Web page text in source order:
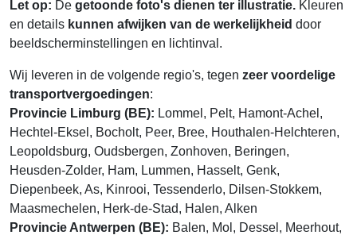
Let op: De getoonde foto's dienen ter illustratie. Kleuren
en details kunnen afwijken van de werkelijkheid door
beeldscherminstellingen en lichtinval.
Wij leveren in de volgende regio's, tegen zeer voordelige
transportvergoedingen:
Provincie Limburg (BE): Lommel, Pelt, Hamont-Achel,
Hechtel-Eksel, Bocholt, Peer, Bree, Houthalen-Helchteren,
Leopoldsburg, Oudsbergen, Zonhoven, Beringen,
Heusden-Zolder, Ham, Lummen, Hasselt, Genk,
Diepenbeek, As, Kinrooi, Tessenderlo, Dilsen-Stokkem,
Maasmechelen, Herk-de-Stad, Halen, Alken
Provincie Antwerpen (BE): Balen, Mol, Dessel, Meerhout,